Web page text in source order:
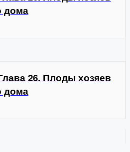
дома
26. Плоды хозяев
дома